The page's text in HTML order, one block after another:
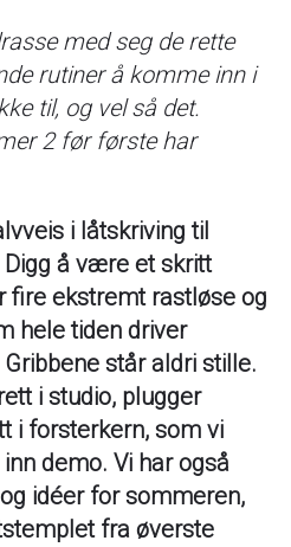
med seg de rette
rutiner å komme inn i
til, og vel så det.
2 før første har
i låtskriving til
å være et skritt
fire ekstremt rastløse og
hele tiden driver
står aldri stille.
i studio, plugger
i forsterkern, som vi
demo. Vi har også
idéer for sommeren,
fra øverste